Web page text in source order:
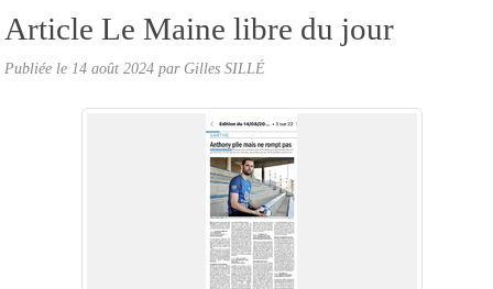
Article Le Maine libre du jour
Publiée le 14 août 2024 par Gilles SILLÉ